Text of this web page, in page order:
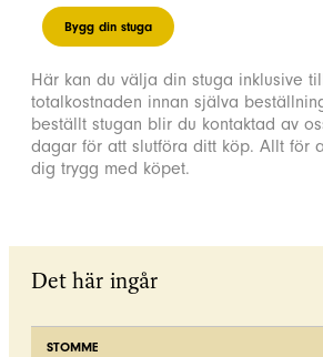
Bygg din stuga
Här kan du välja din stuga inklusive
totalkostnaden innan själva
beställt stugan blir du kontaktad av
dagar för att slutföra ditt köp. Allt för
dig trygg med köpet.
Det här ingår
STOMME